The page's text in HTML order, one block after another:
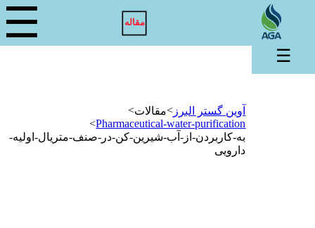
مقاله ☰
آوین گستر البرز >مقالات>
Pharmaceutical-water-purification
>
به-کاربردن-از-آب-شیرین-کن-در-صنف-متریال-اولیه-
دارویی
☰